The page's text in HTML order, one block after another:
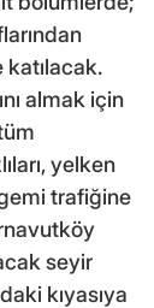
almak için
yelken
trafiğine
seyir
kıyasıya